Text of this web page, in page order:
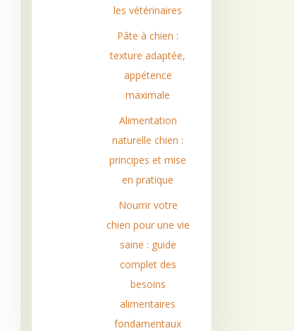
les vétérinaires
Pâte à chien :
texture adaptée,
appétence
maximale
Alimentation
naturelle chien :
principes et mise
en pratique
Nourrir votre
chien pour une vie
saine : guide
complet des
besoins
alimentaires
fondamentaux